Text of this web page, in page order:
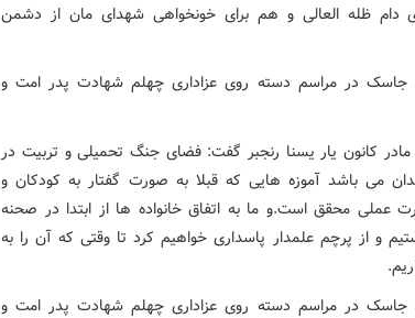
دام ظله العالی و هم برای خونخواهی شهدای مان از دشمن
کانون یار یسنا رنجبر گفت: فضای جنگ تحمیلی و تربیت در
می باشد آموزه هایی که قبلا به صورت گفتار به کودکان و
عملی محقق است.و ما به اتفاق خانواده ها از ابتدا در صحنه
و از پرچم علمدار پاسداری خواهیم کرد تا وقتی که آن را به